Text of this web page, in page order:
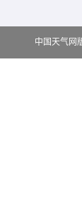
中国天气